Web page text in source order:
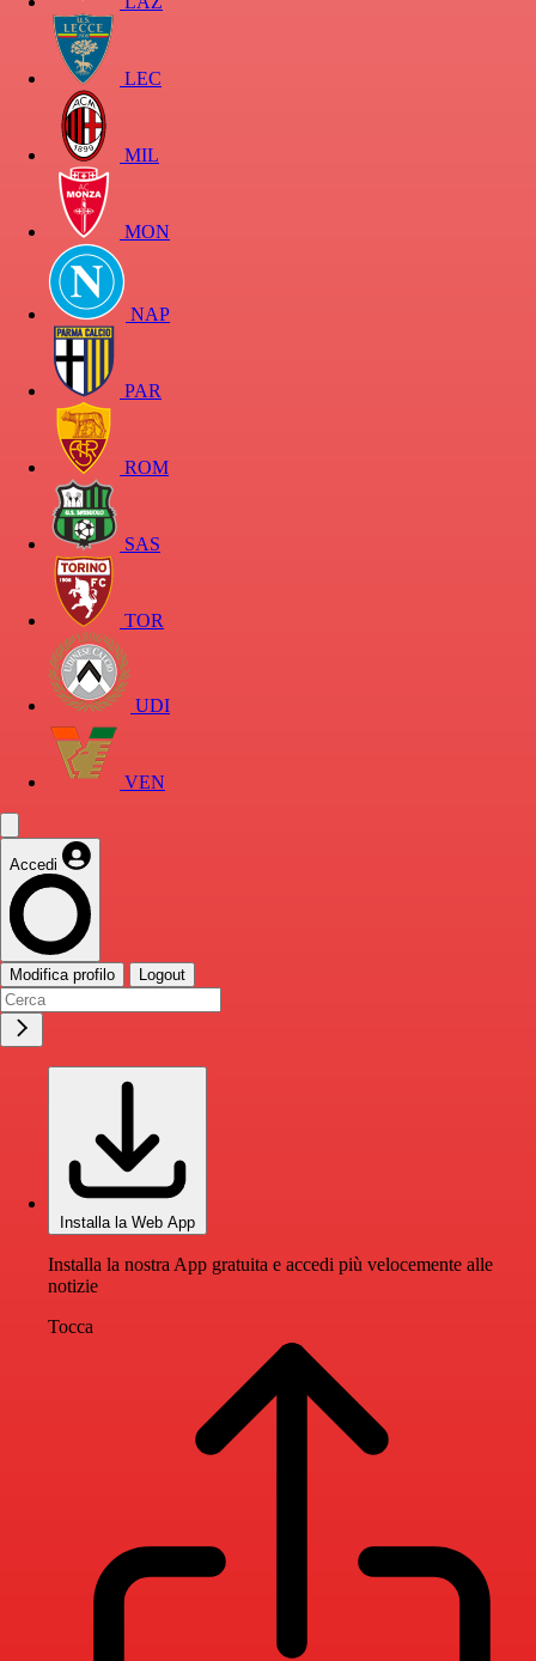
LEC
MIL
MON
NAP
PAR
ROM
SAS
TOR
UDI
VEN
Accedi
Modifica profilo Logout
Installa la Web App
Installa la nostra App gratuita e accedi più velocemente alle
notizie
Tocca